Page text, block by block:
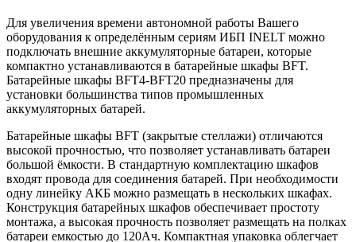
Для увеличения времени автономной работы Вашего
оборудования к определённым сериям ИБП INELT можно
подключать внешние аккумуляторные батареи, которые
компактно устанавливаются в батарейные шкафы BFT.
Батарейные шкафы BFT4-BFT20 предназначены для
установки большинства типов промышленных
аккумуляторных батарей.
Батарейные шкафы BFT (закрытые стеллажи) отличаются
высокой прочностью, что позволяет устанавливать батареи
большой ёмкости. В стандартную комплектацию шкафов
входят провода для соединения батарей. При необходимости
одну линейку АКБ можно размещать в нескольких шкафах.
Конструкция батарейных шкафов обеспечивает простоту
монтажа, а высокая прочность позволяет размещать на полках
батареи емкостью до 120Ач. Компактная упаковка облегчает